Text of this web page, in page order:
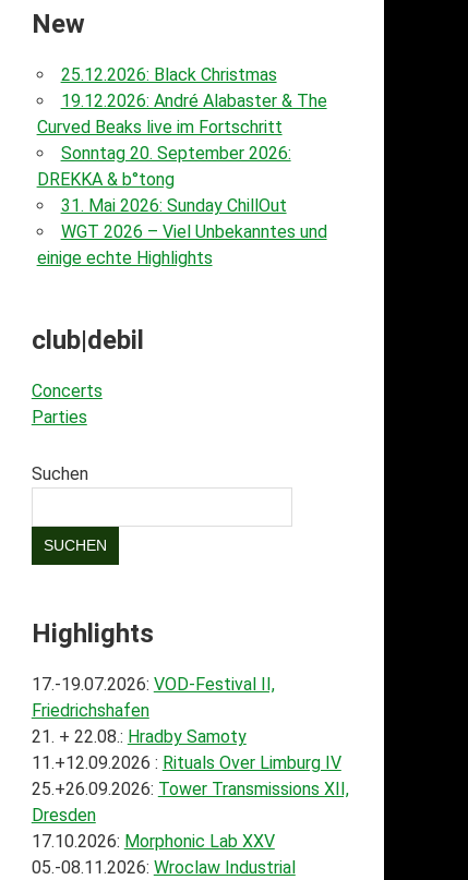
New
25.12.2026: Black Christmas
19.12.2026: André Alabaster & The
Curved Beaks live im Fortschritt
Sonntag 20. September 2026:
DREKKA & b°tong
31. Mai 2026: Sunday ChillOut
WGT 2026 – Viel Unbekanntes und
einige echte Highlights
club|debil
Concerts
Parties
Suchen
SUCHEN
Highlights
17.-19.07.2026: VOD-Festival II,
Friedrichshafen
21. + 22.08.: Hradby Samoty
11.+12.09.2026 : Rituals Over Limburg IV
25.+26.09.2026: Tower Transmissions XII,
Dresden
17.10.2026: Morphonic Lab XXV
05.-08.11.2026: Wroclaw Industrial